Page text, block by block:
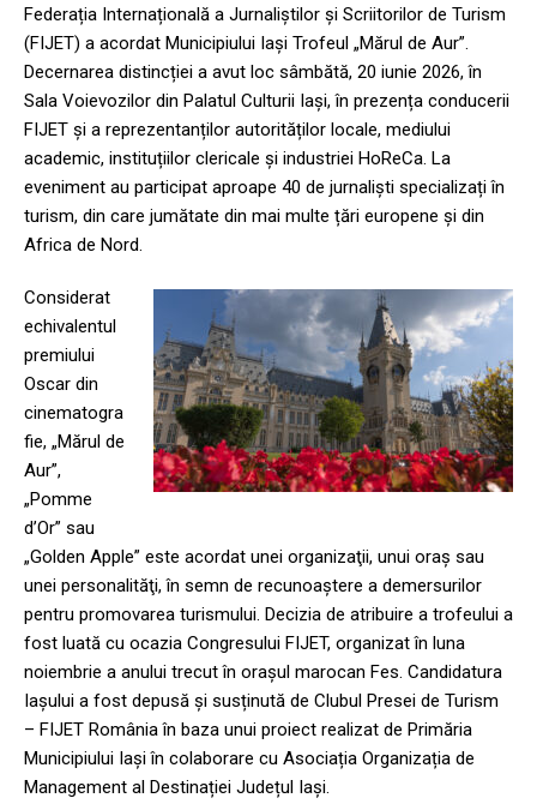
Federația Internațională a Jurnaliștilor și Scriitorilor de Turism
(FIJET) a acordat Municipiului Iași Trofeul „Mărul de Aur”.
Decernarea distincției a avut loc sâmbătă, 20 iunie 2026, în
Sala Voievozilor din Palatul Culturii Iași, în prezența conducerii
FIJET și a reprezentanților autorităților locale, mediului
academic, instituțiilor clericale și industriei HoReCa. La
eveniment au participat aproape 40 de jurnaliști specializați în
turism, din care jumătate din mai multe țări europene și din
Africa de Nord.
Considerat
echivalentul
premiului
Oscar din
cinematogra
fie, „Mărul de
Aur”,
„Pomme
d’Or” sau
„Golden Apple” este acordat unei organizaţii, unui oraş sau
unei personalităţi, în semn de recunoaştere a demersurilor
pentru promovarea turismului. Decizia de atribuire a trofeului a
fost luată cu ocazia Congresului FIJET, organizat în luna
noiembrie a anului trecut în orașul marocan Fes. Candidatura
Iașului a fost depusă și susținută de Clubul Presei de Turism
– FIJET România în baza unui proiect realizat de Primăria
Municipiului Iași în colaborare cu Asociația Organizația de
Management al Destinației Județul Iași.